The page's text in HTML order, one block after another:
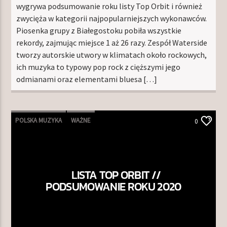
wygrywa podsumowanie roku listy Top Orbit i również
zwycięża w kategorii najpopularniejszych wykonawców.
Piosenka grupy z Białegostoku pobiła wszystkie
rekordy, zajmując miejsce 1 aż 26 razy. Zespół Waterside
tworzy autorskie utwory w klimatach około rockowych,
ich muzyka to typowy pop rock z cięższymi jego
odmianami oraz elementami bluesa […]
POLSKA MUZYKA WAŻNE 0
LISTA TOP ORBIT //
PODSUMOWANIE ROKU 2020